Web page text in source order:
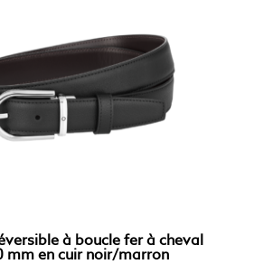
à boucle fer à cheval
mm en cuir noir/marron